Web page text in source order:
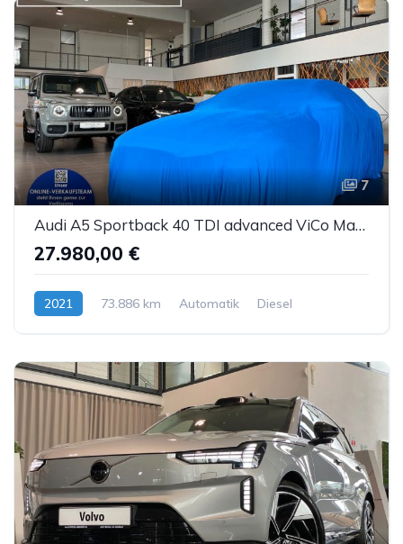
7
Audi A5 Sportback 40 TDI advanced ViCo Matrix Kamera
27.980,00 €
2021 73.886 km Automatik Diesel